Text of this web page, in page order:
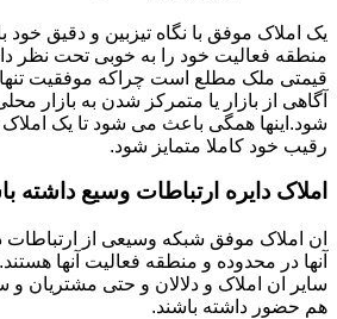
یک املاک موفق با نگاه تیزبین و دقیق خود
منطقه فعالیت خود را به خوبی تحت نظر
قیمتی ملک مطلع است چراکه موفقیت
آگاهی از بازار یا متمرکز شدن به بازار
شود.اینها همگی باعث می شود تا یک
رقیب خود کاملا متمایز شود.
املاک دایره ارتباطات وسیع داشته
ان املاک موفق شبکه وسیعی از ارتباطات
آنها در محدوده و منطقه فعالیت آنها
سایر ان املاک و دلالان و حتی مشتریان و
هم حضور داشته باشند.